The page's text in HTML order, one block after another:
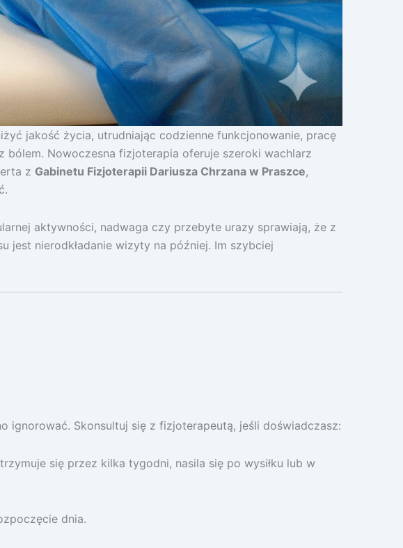
jakość życia, utrudniając codzienne funkcjonowanie, pracę
bólem. Nowoczesna fizjoterapia oferuje szeroki wachlarz
z Gabinetu Fizjoterapii Dariusza Chrzana w Praszce,
aktywności, nadwaga czy przebyte urazy sprawiają, że z
jest nierodkładanie wizyty na później. Im szybciej
ignorować. Skonsultuj się z fizjoterapeutą, jeśli doświadczasz:
się przez kilka tygodni, nasila się po wysiłku lub w
dnia.